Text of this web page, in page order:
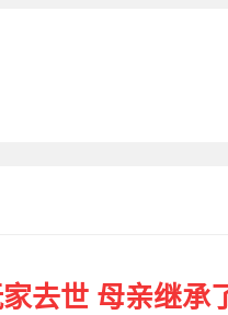
去世 母亲继承